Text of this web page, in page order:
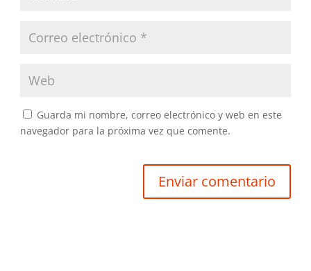
Guarda mi nombre, correo electrónico y web en este
navegador para la próxima vez que comente.
Enviar comentario